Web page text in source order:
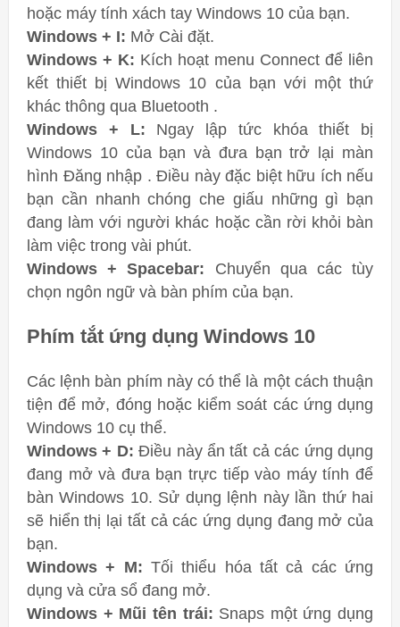
hoặc máy tính xách tay Windows 10 của bạn.
Windows + I: Mở Cài đặt.
Windows + K: Kích hoạt menu Connect để liên
kết thiết bị Windows 10 của bạn với một thứ
khác thông qua Bluetooth .
Windows + L: Ngay lập tức khóa thiết bị
Windows 10 của bạn và đưa bạn trở lại màn
hình Đăng nhập . Điều này đặc biệt hữu ích nếu
bạn cần nhanh chóng che giấu những gì bạn
đang làm với người khác hoặc cần rời khỏi bàn
làm việc trong vài phút.
Windows + Spacebar: Chuyển qua các tùy
chọn ngôn ngữ và bàn phím của bạn.
Phím tắt ứng dụng Windows 10
Các lệnh bàn phím này có thể là một cách thuận
tiện để mở, đóng hoặc kiểm soát các ứng dụng
Windows 10 cụ thể.
Windows + D: Điều này ẩn tất cả các ứng dụng
đang mở và đưa bạn trực tiếp vào máy tính để
bàn Windows 10. Sử dụng lệnh này lần thứ hai
sẽ hiển thị lại tất cả các ứng dụng đang mở của
bạn.
Windows + M: Tối thiểu hóa tất cả các ứng
dụng và cửa sổ đang mở.
Windows + Mũi tên trái: Snaps một ứng dụng